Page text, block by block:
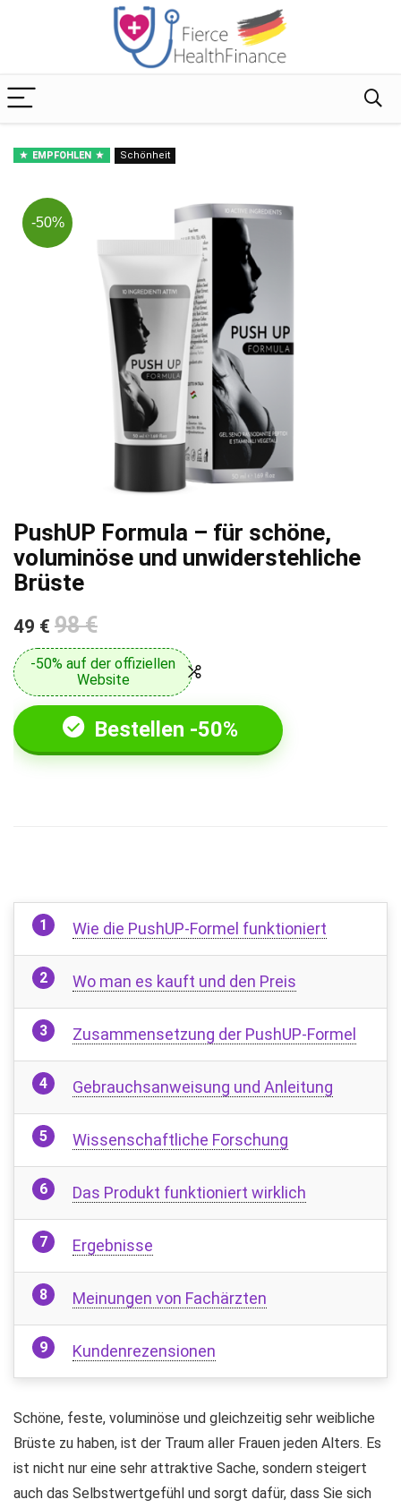
EMPFOHLEN Schönheit
-50%
PushUP Formula – für schöne,
voluminöse und unwiderstehliche
Brüste
49 € 98 €
-50% auf der offiziellen
Website
Bestellen -50%
Wie die PushUP-Formel funktioniert
Wo man es kauft und den Preis
Zusammensetzung der PushUP-Formel
Gebrauchsanweisung und Anleitung
Wissenschaftliche Forschung
Das Produkt funktioniert wirklich
Ergebnisse
Meinungen von Fachärzten
Kundenrezensionen
Schöne, feste, voluminöse und gleichzeitig sehr weibliche
Brüste zu haben, ist der Traum aller Frauen jeden Alters. Es
ist nicht nur eine sehr attraktive Sache, sondern steigert
auch das Selbstwertgefühl und sorgt dafür, dass Sie sich